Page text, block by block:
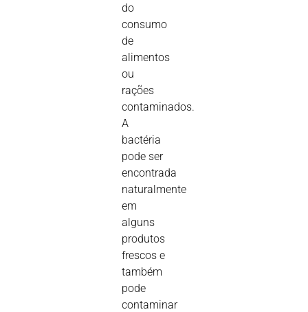
do
consumo
de
alimentos
ou
rações
contaminados.
A
bactéria
pode ser
encontrada
naturalmente
em
alguns
produtos
frescos e
também
pode
contaminar